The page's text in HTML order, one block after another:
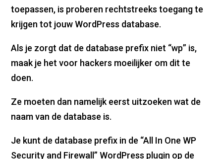
toepassen, is proberen rechtstreeks toegang te
krijgen tot jouw WordPress database.
Als je zorgt dat de database prefix niet “wp” is,
maak je het voor hackers moeilijker om dit te
doen.
Ze moeten dan namelijk eerst uitzoeken wat de
naam van de database is.
Je kunt de database prefix in de “All In One WP
Security and Firewall” WordPress plugin op de